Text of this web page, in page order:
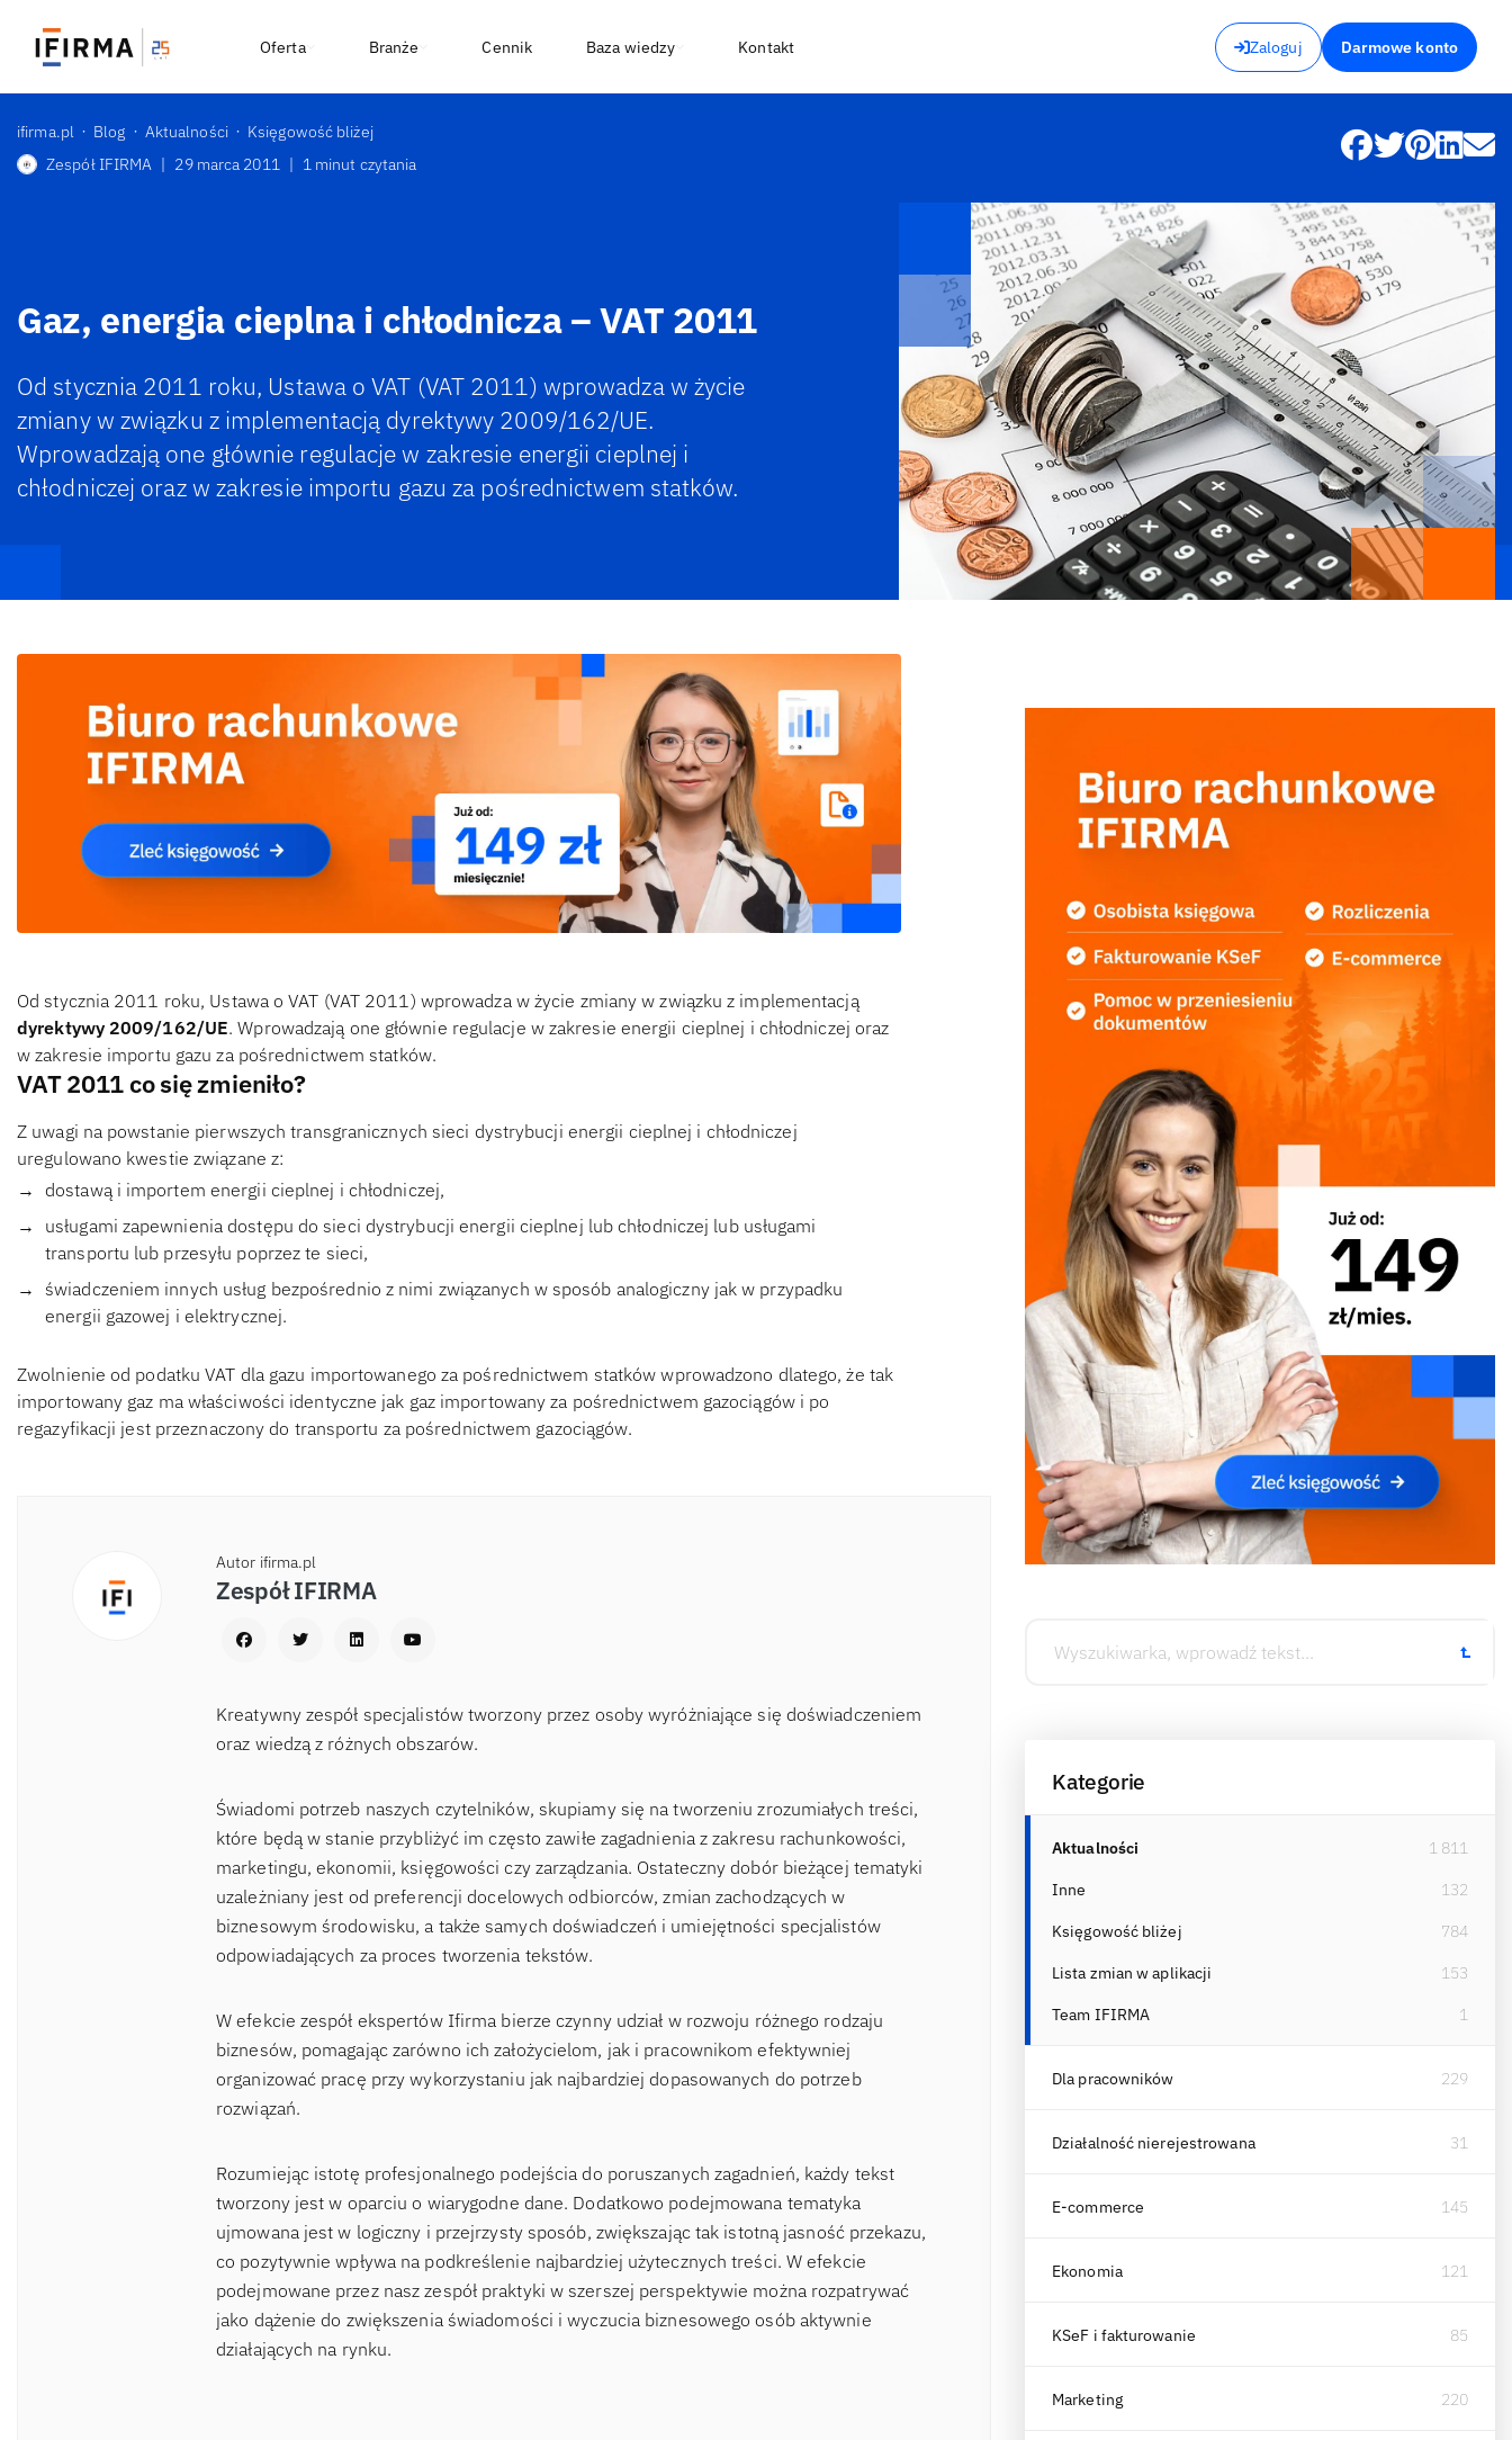
Zaloguj Darmowe konto
Oferta Branże Cennik Baza wiedzy Kontakt
ifirma.pl Blog Aktualności
Księgowość bliżej
Zespół IFIRMA | 29 marca 2011 | 1 minut czytania
Gaz, energia cieplna i chłodnicza – VAT 2011
Od stycznia 2011 roku, Ustawa o VAT (VAT 2011) wprowadza w życie
zmiany w związku z implementacją dyrektywy 2009/162/UE.
Wprowadzają one głównie regulacje w zakresie energii cieplnej i
chłodniczej oraz w zakresie importu gazu za pośrednictwem statków.
Od stycznia 2011 roku, Ustawa o VAT (VAT 2011) wprowadza w życie zmiany w związku z implementacją
dyrektywy 2009/162/UE. Wprowadzają one głównie regulacje w zakresie energii cieplnej i chłodniczej oraz
w zakresie importu gazu za pośrednictwem statków.
VAT 2011 co się zmieniło?
Z uwagi na powstanie pierwszych transgranicznych sieci dystrybucji energii cieplnej i chłodniczej
uregulowano kwestie związane z:
dostawą i importem energii cieplnej i chłodniczej,
usługami zapewnienia dostępu do sieci dystrybucji energii cieplnej lub chłodniczej lub usługami
transportu lub przesyłu poprzez te sieci,
świadczeniem innych usług bezpośrednio z nimi związanych w sposób analogiczny jak w przypadku
energii gazowej i elektrycznej.
Zwolnienie od podatku VAT dla gazu importowanego za pośrednictwem statków wprowadzono dlatego, że tak
importowany gaz ma właściwości identyczne jak gaz importowany za pośrednictwem gazociągów i po
regazyfikacji jest przeznaczony do transportu za pośrednictwem gazociągów.
Autor ifirma.pl
Zespół IFIRMA
Kreatywny zespół specjalistów tworzony przez osoby wyróżniające się doświadczeniem
oraz wiedzą z różnych obszarów.
Świadomi potrzeb naszych czytelników, skupiamy się na tworzeniu zrozumiałych treści,
które będą w stanie przybliżyć im często zawiłe zagadnienia z zakresu rachunkowości,
marketingu, ekonomii, księgowości czy zarządzania. Ostateczny dobór bieżącej tematyki
uzależniany jest od preferencji docelowych odbiorców, zmian zachodzących w
biznesowym środowisku, a także samych doświadczeń i umiejętności specjalistów
odpowiadających za proces tworzenia tekstów.
W efekcie zespół ekspertów Ifirma bierze czynny udział w rozwoju różnego rodzaju
biznesów, pomagając zarówno ich założycielom, jak i pracownikom efektywniej
organizować pracę przy wykorzystaniu jak najbardziej dopasowanych do potrzeb
rozwiązań.
Rozumiejąc istotę profesjonalnego podejścia do poruszanych zagadnień, każdy tekst
tworzony jest w oparciu o wiarygodne dane. Dodatkowo podejmowana tematyka
ujmowana jest w logiczny i przejrzysty sposób, zwiększając tak istotną jasność przekazu,
co pozytywnie wpływa na podkreślenie najbardziej użytecznych treści. W efekcie
podejmowane przez nasz zespół praktyki w szerszej perspektywie można rozpatrywać
jako dążenie do zwiększenia świadomości i wyczucia biznesowego osób aktywnie
działających na rynku.
Kategorie
Aktualności 1 811
Inne 132
Księgowość bliżej 784
Lista zmian w aplikacji 153
Team IFIRMA 1
Dla pracowników 229
Działalność nierejestrowana 31
E-commerce 145
Ekonomia 121
KSeF i fakturowanie 85
Marketing 220